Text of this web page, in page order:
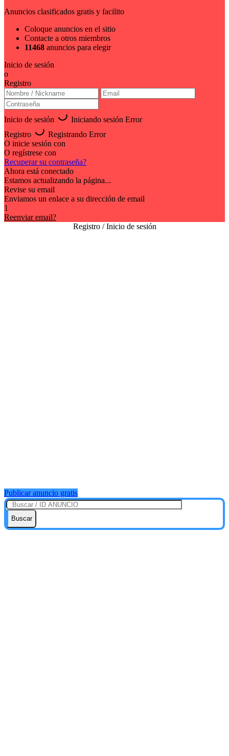
Anuncios clasificados gratis y facilito
Coloque anuncios en el sitio
Contacte a otros miembros
11468 anuncios para elegir
Inicio de sesión
o
Registro
Inicio de sesión Iniciando sesión Error
Registro
Registrando Error
O inicie sesión con
O regístrese con
Recuperar su contraseña?
Ahora está conectado
Estamos actualizando la página...
Revise su email
Enviamos un enlace a su dirección de email
1
Reenviar email?
Registro / Inicio de sesión
Publicar anuncio gratis
Buscar